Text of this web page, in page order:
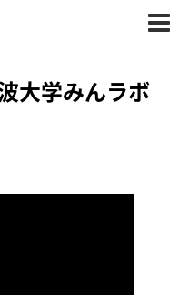
大学みんラボ